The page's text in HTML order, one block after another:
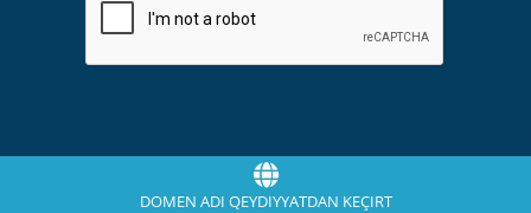
DOMEN ADI QEYDIYYATDAN KEÇIRT